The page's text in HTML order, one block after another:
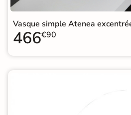
Vasque simple Atenea
466€90